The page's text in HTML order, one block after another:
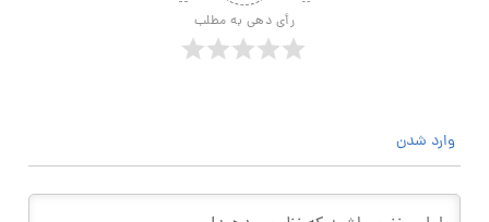
رأی دهی به مطلب
وارد شدن